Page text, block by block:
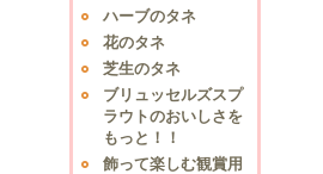
ハーブのタネ
花のタネ
芝生のタネ
ブリュッセルズスプ
ラウトのおいしさを
もっと！！
飾って楽しむ観賞用